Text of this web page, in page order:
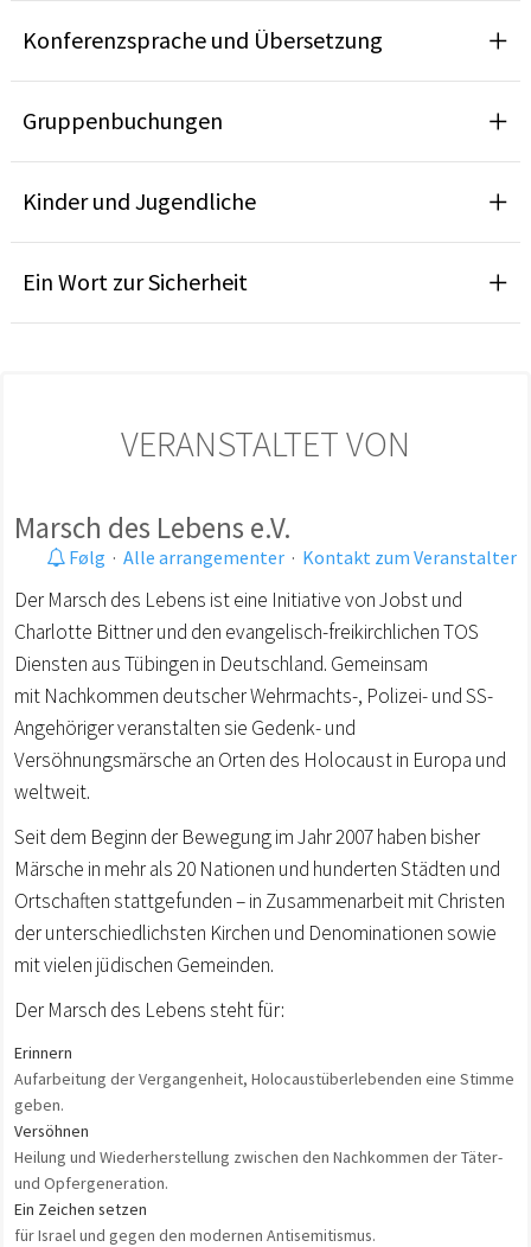
Konferenzsprache und Übersetzung
Gruppenbuchungen
Kinder und Jugendliche
Ein Wort zur Sicherheit
VERANSTALTET VON
Marsch des Lebens e.V.
Følg · Alle arrangementer · Kontakt zum Veranstalter
Der Marsch des Lebens ist eine Initiative von Jobst und
Charlotte Bittner und den evangelisch-freikirchlichen TOS
Diensten aus Tübingen in Deutschland. Gemeinsam
mit Nachkommen deutscher Wehrmachts-, Polizei- und SS-
Angehöriger veranstalten sie Gedenk- und
Versöhnungsmärsche an Orten des Holocaust in Europa und
weltweit.
Seit dem Beginn der Bewegung im Jahr 2007 haben bisher
Märsche in mehr als 20 Nationen und hunderten Städten und
Ortschaften stattgefunden – in Zusammenarbeit mit Christen
der unterschiedlichsten Kirchen und Denominationen sowie
mit vielen jüdischen Gemeinden.
Der Marsch des Lebens steht für:
Erinnern
Aufarbeitung der Vergangenheit, Holocaustüberlebenden eine Stimme
geben.
Versöhnen
Heilung und Wiederherstellung zwischen den Nachkommen der Täter-
und Opfergeneration.
Ein Zeichen setzen
für Israel und gegen den modernen Antisemitismus.